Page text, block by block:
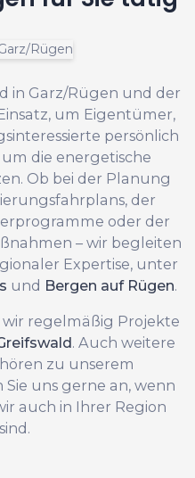
in Garz/Rügen und der
um Eigentümer,
persönlich
die energetische
Ob bei der Planung
der
oder der
– wir begleiten
Expertise, unter
und Bergen auf Rügen.
regelmäßig Projekte
. Auch weitere
zu unserem
uns gerne an, wenn
auch in Ihrer Region